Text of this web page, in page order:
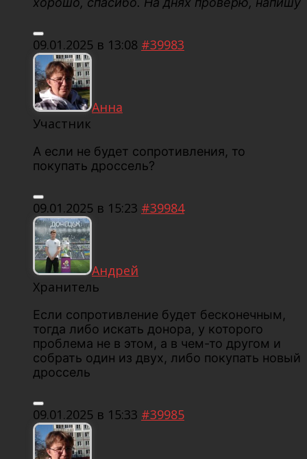
09.01.2025 в 13:08 #39983
Анна
Участник
А если не будет сопротивления, то
покупать дроссель?
09.01.2025 в 15:23 #39984
Андрей
Хранитель
Если сопротивление будет бесконечным,
тогда либо искать донора, у которого
проблема не в этом, а в чем-то другом и
собрать один из двух, либо покупать новый
дроссель
09.01.2025 в 15:33 #39985